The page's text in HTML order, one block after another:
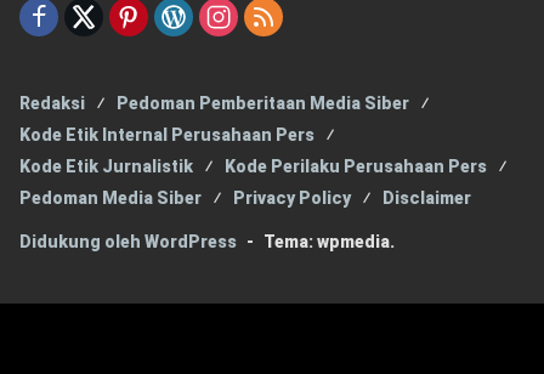
Redaksi
Pedoman Pemberitaan Media Siber
Kode Etik Internal Perusahaan Pers
Kode Etik Jurnalistik
Kode Perilaku Perusahaan Pers
Pedoman Media Siber
Privacy Policy Disclaimer
Didukung oleh WordPress - Tema: wpmedia.